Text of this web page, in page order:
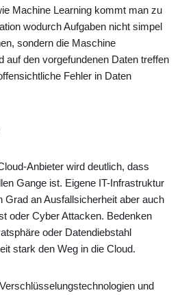
Machine Learning kommt man zu
wodurch Aufgaben nicht simpel
sondern die Maschine
auf den vorgefundenen Daten treffen
Fehler in Daten
Anbieter wird deutlich, dass
Gange ist. Eigene IT-Infrastruktur
an Ausfallsicherheit aber auch
oder Cyber Attacken. Bedenken
oder Datendiebstahl
stark den Weg in die Cloud.
und